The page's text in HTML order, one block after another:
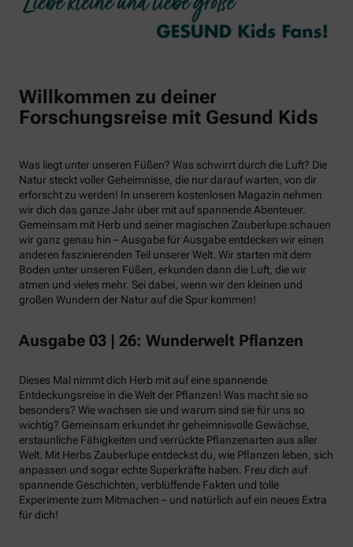
Willkommen zu deiner
Forschungsreise mit Gesund Kids
Was liegt unter unseren Füßen? Was schwirrt durch die Luft? Die
Natur steckt voller Geheimnisse, die nur darauf warten, von dir
erforscht zu werden! In unserem kostenlosen Magazin nehmen
wir dich das ganze Jahr über mit auf spannende Abenteuer.
Gemeinsam mit Herb und seiner magischen Zauberlupe schauen
wir ganz genau hin – Ausgabe für Ausgabe entdecken wir einen
anderen faszinierenden Teil unserer Welt. Wir starten mit dem
Boden unter unseren Füßen, erkunden dann die Luft, die wir
atmen und vieles mehr. Sei dabei, wenn wir den kleinen und
großen Wundern der Natur auf die Spur kommen!
Ausgabe 03 | 26: Wunderwelt Pflanzen
Dieses Mal nimmt dich Herb mit auf eine spannende
Entdeckungsreise in die Welt der Pflanzen! Was macht sie so
besonders? Wie wachsen sie und warum sind sie für uns so
wichtig? Gemeinsam erkundet ihr geheimnisvolle Gewächse,
erstaunliche Fähigkeiten und verrückte Pflanzenarten aus aller
Welt. Mit Herbs Zauberlupe entdeckst du, wie Pflanzen leben, sich
anpassen und sogar echte Superkräfte haben. Freu dich auf
spannende Geschichten, verblüffende Fakten und tolle
Experimente zum Mitmachen – und natürlich auf ein neues Extra
für dich!